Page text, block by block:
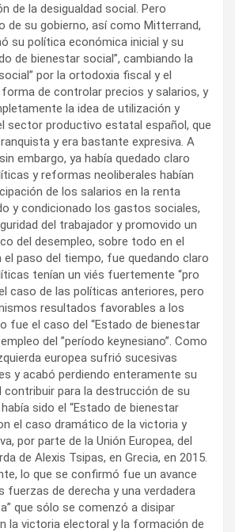
de la desigualdad social. Pero
de su gobierno, así como Mitterrand,
su política económica inicial y su
de bienestar social”, cambiando la
por la ortodoxia fiscal y el
de controlar precios y salarios, y
la idea de utilización y
sector productivo estatal español, que
y era bastante expresiva. A
embargo, ya había quedado claro
y reformas neoliberales habían
de los salarios en la renta
y condicionado los gastos sociales,
del trabajador y promovido un
del desempleo, sobre todo en el
el paso del tiempo, fue quedando claro
tenían un viés fuertemente “pro
caso de las políticas anteriores, pero
resultados favorables a los
fue el caso del “Estado de bienestar
del ”período keynesiano”. Como
europea sufrió sucesivas
y acabó perdiendo enteramente su
contribuir para la destrucción de su
sido el “Estado de bienestar
el caso dramático de la victoria y
por parte de la Unión Europea, del
de Alexis Tsipas, en Grecia, en 2015.
lo que se confirmó fue un avance
fuerzas de derecha y una verdadera
que sólo se comenzó a disipar
la victoria electoral y la formación de